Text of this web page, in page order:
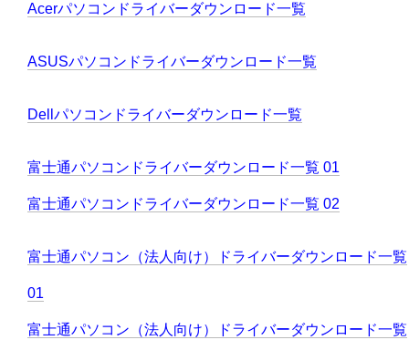
Acerパソコンドライバーダウンロード一覧
ASUSパソコンドライバーダウンロード一覧
Dellパソコンドライバーダウンロード一覧
富士通パソコンドライバーダウンロード一覧 01
富士通パソコンドライバーダウンロード一覧 02
富士通パソコン（法人向け）ドライバーダウンロード一覧
01
富士通パソコン（法人向け）ドライバーダウンロード一覧